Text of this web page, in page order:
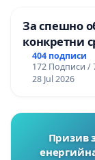
За спешно
конкретни
цялостна
„Тракия“ -
404 подписи
172 Подписи /
28 Jul 2026
Призив